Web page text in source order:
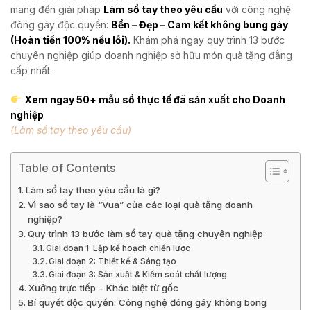
mang đến giải pháp Làm sổ tay theo yêu cầu với công nghệ
đóng gáy độc quyền: Bền – Đẹp – Cam kết không bung gáy
(Hoàn tiền 100% nếu lỗi). Khám phá ngay quy trình 13 bước
chuyên nghiệp giúp doanh nghiệp sở hữu món quà tặng đẳng
cấp nhất.
Xem ngay 50+ mẫu sổ thực tế đã sản xuất cho Doanh
nghiệp
(Làm sổ tay theo yêu cầu)
Table of Contents
Làm sổ tay theo yêu cầu là gì?
Vì sao sổ tay là “Vua” của các loại quà tặng doanh
nghiệp?
Quy trình 13 bước làm sổ tay quà tặng chuyên nghiệp
Giai đoạn 1: Lập kế hoạch chiến lược
Giai đoạn 2: Thiết kế & Sáng tạo
Giai đoạn 3: Sản xuất & Kiểm soát chất lượng
Xưởng trực tiếp – Khác biệt từ gốc
Bí quyết độc quyền: Công nghệ đóng gáy không bong